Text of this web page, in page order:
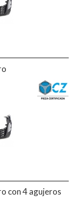
con 4 agujeros